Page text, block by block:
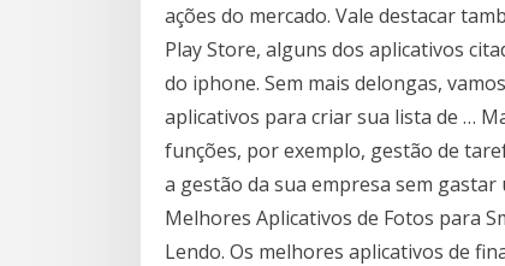
ações do mercado. Vale destacar
Play Store, alguns dos aplicativos
do iphone. Sem mais delongas,
aplicativos para criar sua lista de …
funções, por exemplo, gestão de
a gestão da sua empresa sem
Melhores Aplicativos de Fotos para
Lendo. Os melhores aplicativos de